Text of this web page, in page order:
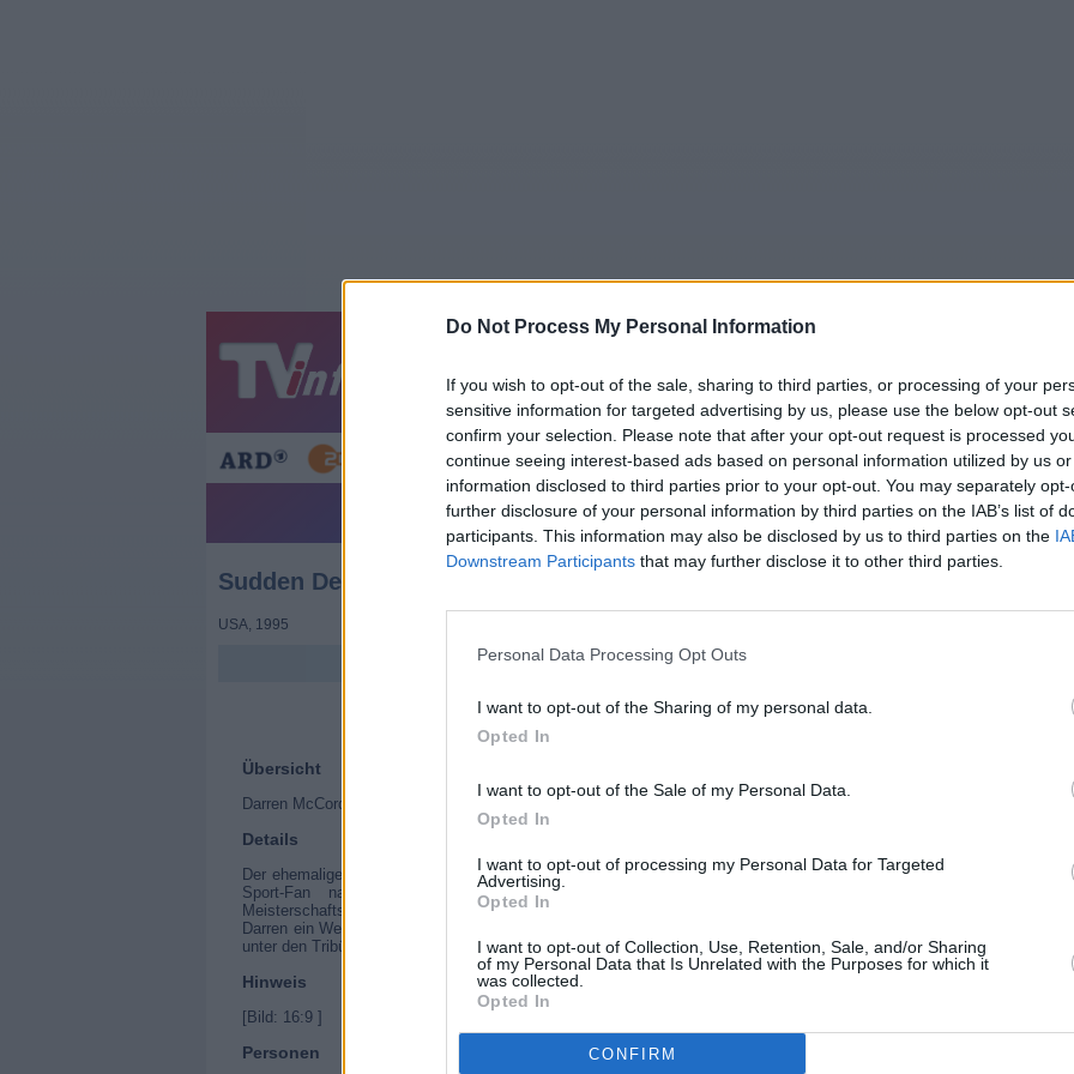
Do Not Process My Personal Information
If you wish to opt-out of the sale, sharing to third parties, or processing of your
sensitive information for targeted advertising by us, please use the below opt-out
confirm your selection. Please note that after your opt-out request is processed
continue seeing interest-based ads based on personal information utilized by us
information disclosed to third parties prior to your opt-out. You may separately
further disclosure of your personal information by third parties on the IAB’s list of
participants. This information may also be disclosed by us to third parties on the
Downstream Participants that may further disclose it to other third parties.
Personal Data Processing Opt Outs
I want to opt-out of the Sharing of my personal data.
Opted In
I want to opt-out of the Sale of my Personal Data.
Opted In
I want to opt-out of processing my Personal Data for Targeted
Advertising.
Opted In
I want to opt-out of Collection, Use, Retention, Sale, and/or Sharing
of my Personal Data that Is Unrelated with the Purposes for which it
was collected.
Opted In
CONFIRM
Heute Mo Mi
Alle Sender
Sudden Death - Sudden Death - Spielfilm / Actionfilm
Sudden Death (Sudden Death)
USA 1995
Übersicht
Darren McCord muss einen Terroranschlag in einer Eishockey-Halle verhindern.
Details
Der ehemalige Feuerwehrmann Darren McCord arbeitet als Hausmeister einer riesigen Eishockey-Halle. Für ihn als
Sport-Fan natürlich der ideale Job. Aber dann bereiten Terroristen während des entscheidenden
Meisterschaftsspiels einen Anschlag auf den anwesenden Vizepräsidenten vor. In seiner Halle! Nun beginnt für
Darren ein Wettlauf gegen die Uhr, denn bevor das Spiel vorbei ist, muss er die Sprengladungen finden, die überall
unter den Tribünen versteckt sind.
Hinweis
[Bild: 16:9 ]
Personen